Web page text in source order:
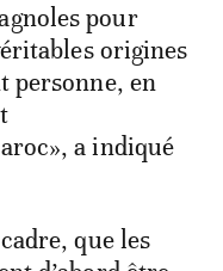
pour
origines
personne, en
a indiqué
que les